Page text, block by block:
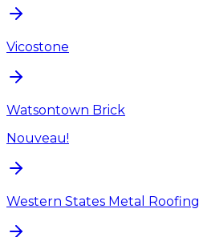
Vicostone
Watsontown Brick
Nouveau!
Western States Metal Roofing